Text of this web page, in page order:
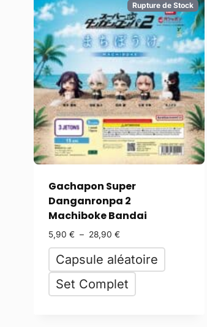
Rupture de Stock
Gachapon Super
Danganronpa 2
Machiboke Bandai
5,90 € – 28,90 €
Capsule aléatoire
Set Complet